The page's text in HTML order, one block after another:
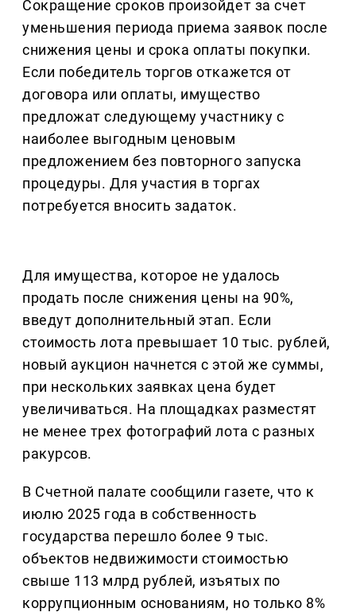
Сокращение сроков произойдет за счет
уменьшения периода приема заявок после
снижения цены и срока оплаты покупки.
Если победитель торгов откажется от
договора или оплаты, имущество
предложат следующему участнику с
наиболее выгодным ценовым
предложением без повторного запуска
процедуры. Для участия в торгах
потребуется вносить задаток.
Для имущества, которое не удалось
продать после снижения цены на 90%,
введут дополнительный этап. Если
стоимость лота превышает 10 тыс. рублей,
новый аукцион начнется с этой же суммы,
при нескольких заявках цена будет
увеличиваться. На площадках разместят
не менее трех фотографий лота с разных
ракурсов.
В Счетной палате сообщили газете, что к
июлю 2025 года в собственность
государства перешло более 9 тыс.
объектов недвижимости стоимостью
свыше 113 млрд рублей, изъятых по
коррупционным основаниям, но только 8%